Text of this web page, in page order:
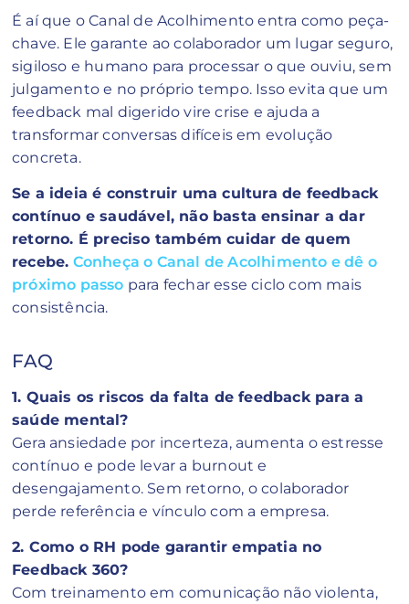
É aí que o Canal de Acolhimento entra como peça-
chave. Ele garante ao colaborador um lugar seguro,
sigiloso e humano para processar o que ouviu, sem
julgamento e no próprio tempo. Isso evita que um
feedback mal digerido vire crise e ajuda a
transformar conversas difíceis em evolução
concreta.
Se a ideia é construir uma cultura de feedback
contínuo e saudável, não basta ensinar a dar
retorno. É preciso também cuidar de quem
recebe. Conheça o Canal de Acolhimento e dê o
próximo passo para fechar esse ciclo com mais
consistência.
FAQ
1. Quais os riscos da falta de feedback para a
saúde mental?
Gera ansiedade por incerteza, aumenta o estresse
contínuo e pode levar a burnout e
desengajamento. Sem retorno, o colaborador
perde referência e vínculo com a empresa.
2. Como o RH pode garantir empatia no
Feedback 360?
Com treinamento em comunicação não violenta,